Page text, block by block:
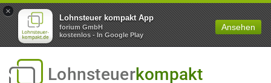
×
Lohnsteuer kompakt App
forium GmbH
kostenlos - In Google Play
Ansehen
Lohnsteuerkompakt